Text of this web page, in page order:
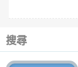
搜尋